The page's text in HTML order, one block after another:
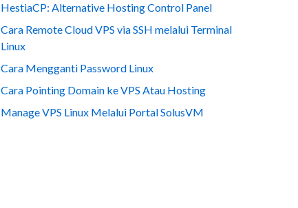
HestiaCP: Alternative Hosting Control Panel
Cara Remote Cloud VPS via SSH melalui Terminal
Linux
Cara Mengganti Password Linux
Cara Pointing Domain ke VPS Atau Hosting
Manage VPS Linux Melalui Portal SolusVM